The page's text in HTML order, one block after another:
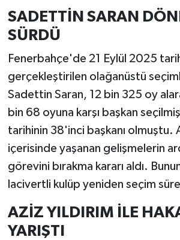
SADETTİN SARAN
SÜRDÜ
Fenerbahçe'de 21 Eylül 2025
gerçekleştirilen olağanüstü
Sadettin Saran, 12 bin 325 oy
bin 68 oyuna karşı başkan
tarihinin 38'inci başkanı olmuştu.
içerisinde yaşanan gelişmelerin
görevini bırakma kararı aldı.
lacivertli kulüp yeniden seçim
AZİZ YILDIRIM İLE
YARIŞTI